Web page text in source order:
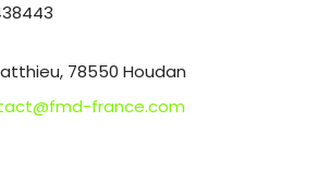
78550 Houdan
france.com